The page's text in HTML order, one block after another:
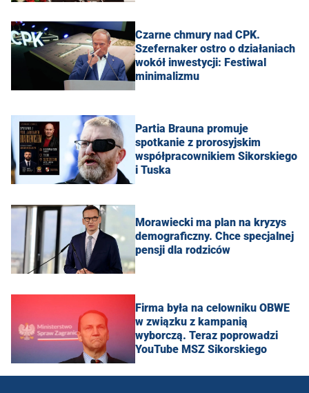
Czarne chmury nad CPK.
Szefernaker ostro o działaniach
wokół inwestycji: Festiwal
minimalizmu
Partia Brauna promuje
spotkanie z prorosyjskim
współpracownikiem Sikorskiego
i Tuska
Morawiecki ma plan na kryzys
demograficzny. Chce specjalnej
pensji dla rodziców
Firma była na celowniku OBWE
w związku z kampanią
wyborczą. Teraz poprowadzi
YouTube MSZ Sikorskiego